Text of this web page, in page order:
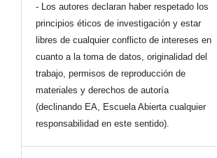
- Los autores declaran haber respetado los
principios éticos de investigación y estar
libres de cualquier conflicto de intereses en
cuanto a la toma de datos, originalidad del
trabajo, permisos de reproducción de
materiales y derechos de autoría
(declinando EA, Escuela Abierta cualquier
responsabilidad en este sentido).